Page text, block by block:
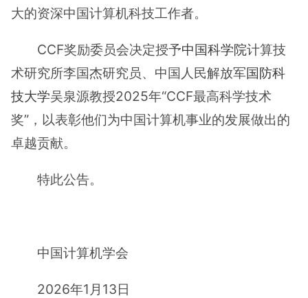
大的资深中国计算机科技工作者。
CCF奖励委员会决定授予中国科学院计算技
术研究所李国杰研究员、中国人民解放军国防科
技大学吴泉源教授2025年“CCF最高科学技术
奖”，以表彰他们为中国计算机事业的发展做出的
卓越贡献。
特此公告。
中国计算机学会
2026年1月13日